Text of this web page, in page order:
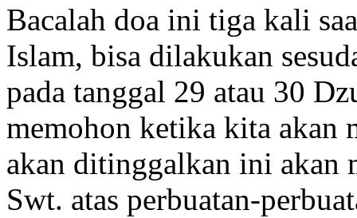
Bacalah doa ini tiga kali
Islam, bisa dilakukan
pada tanggal 29 atau 30
memohon ketika kita akan
akan ditinggalkan ini akan
Swt. atas perbuatan-